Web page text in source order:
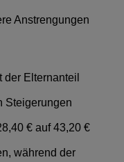
Anstrengungen
der Elternanteil
Steigerungen
€ auf 43,20 €
während der